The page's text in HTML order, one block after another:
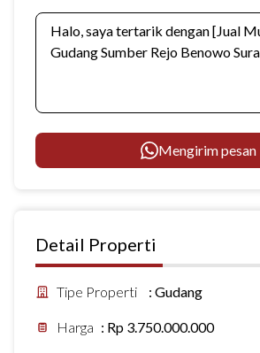
Mengirim pesan
Detail Properti
Tipe Properti : Gudang
Harga : Rp 3.750.000.000